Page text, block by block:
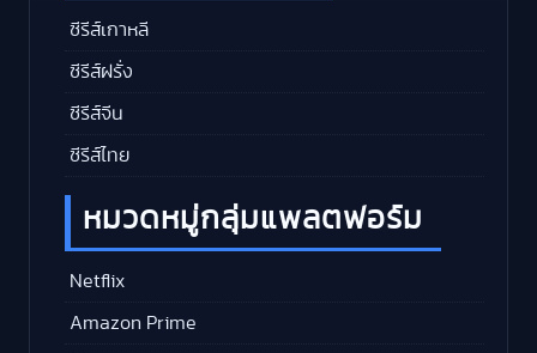
ซีรีส์เกาหลี
ซีรีส์ฝรั่ง
ซีรีส์จีน
ซีรีส์ไทย
หมวดหมู่กลุ่มแพลตฟอร์ม
Netflix
Amazon Prime